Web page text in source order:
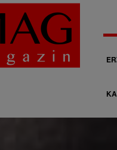
á
s
o